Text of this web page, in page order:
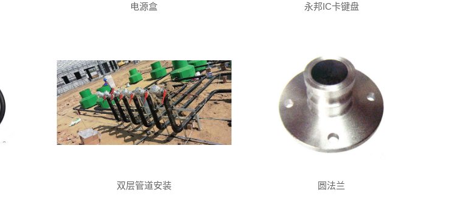
电源盒 永邦IC卡键盘
双层管道安装 圆法兰